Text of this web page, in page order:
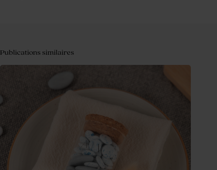
Publications similaires